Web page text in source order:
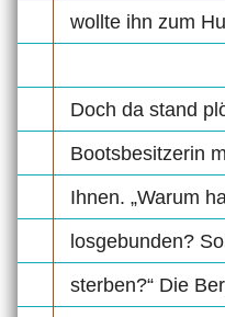
wollte ihn zum
Doch da stand
Bootsbesitzerin
Ihnen. „Warum
losgebunden?
sterben?“ Die